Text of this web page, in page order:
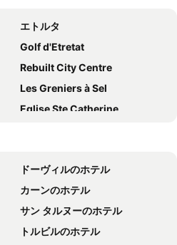
オーベルジュ サン マルタン
ibis Styles Honfleur Centre Historique
Kyriad Honfleur La Riviere St Sauveur
ベストウェスタン プラス オステルリー デュ ヴァロン
Hôtel L'Estran
Le Trophée Boutique Hôtel Spa
エトルタ
Golf d'Etretat
Rebuilt City Centre
Les Greniers à Sel
Eglise Ste Catherine
Les Planches
Plage d'Yport
Fontenelle Abbey or Abbey of St Wandrille
Piscine Olympique
ドーヴィルのホテル
カーンのホテル
サン タルヌーのホテル
トルビルのホテル